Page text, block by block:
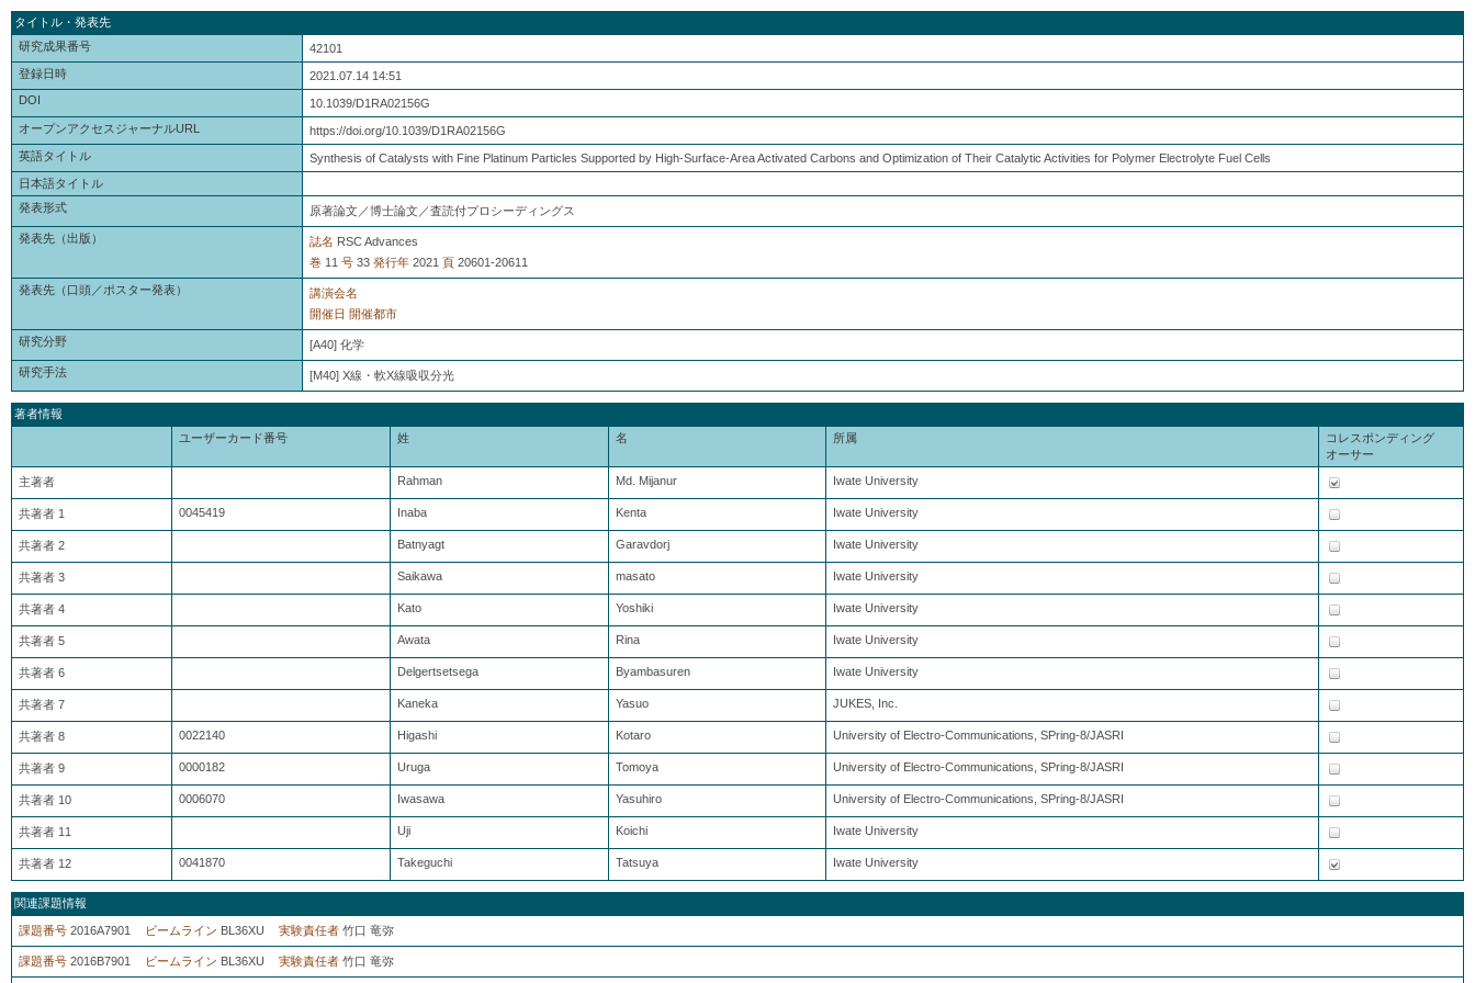
タイトル・発表先
研究成果番号
42101
登録日時
2021.07.14 14:51
DOI
10.1039/D1RA02156G
オープンアクセスジャーナルURL
https://doi.org/10.1039/D1RA02156G
英語タイトル
Synthesis of Catalysts with Fine Platinum Particles Supported by High-Surface-Area Activated Carbons and Optimization of Their Catalytic Activities for Polymer Electrolyte Fuel Cells
日本語タイトル
発表形式
原著論文／博士論文／査読付プロシーディングス
発表先（出版） 誌名 RSC Advances
巻 11 号 33 発行年 2021 頁 20601-20611
発表先（口頭／ポスター発表）
講演会名
開催日 開催都市
研究分野 [A40] 化学
研究手法 [M40] X線・軟X線吸収分光
著者情報
ユーザーカード番号
姓 名 所属
コレスポンディング
オーサー
主著者 Rahman Md. Mijanur Iwate University
共著者 1 0045419 Inaba Kenta Iwate University
共著者 2 Batnyagt Garavdorj Iwate University
共著者 3 Saikawa masato Iwate University
共著者 4 Kato Yoshiki Iwate University
共著者 5 Awata Rina Iwate University
共著者 6 Delgertsetsega Byambasuren Iwate University
共著者 7 Kaneka Yasuo JUKES, Inc.
共著者 8 0022140 Higashi Kotaro University of Electro-Communications, SPring-8/JASRI
共著者 9 0000182 Uruga Tomoya University of Electro-Communications, SPring-8/JASRI
共著者 10 0006070 Iwasawa Yasuhiro University of Electro-Communications, SPring-8/JASRI
共著者 11 Uji Koichi Iwate University
共著者 12 0041870 Takeguchi Tatsuya Iwate University
関連課題情報
課題番号 2016A7901 ビームライン BL36XU 実験責任者 竹口 竜弥
課題番号 2016B7901 ビームライン BL36XU 実験責任者 竹口 竜弥